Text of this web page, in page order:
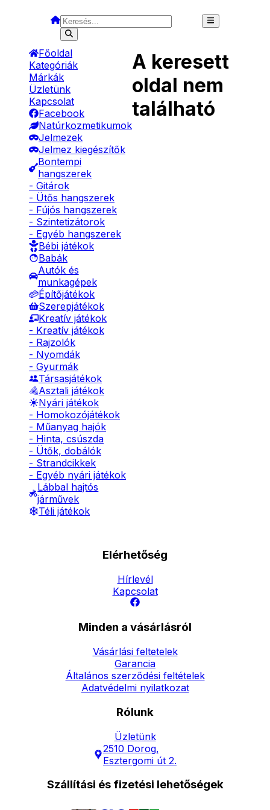
Főoldal
Kategóriák
Márkák
Üzletünk
Kapcsolat
Facebook
Natúrkozmetikumok
Jelmezek
Jelmez kiegészítők
Bontempi
hangszerek
- Gitárok
- Ütős hangszerek
- Fújós hangszerek
- Szintetizátorok
- Egyéb hangszerek
Bébi játékok
Babák
Autók és
munkagépek
Építőjátékok
Szerepjátékok
Kreatív játékok
- Kreatív játékok
- Rajzolók
- Nyomdák
- Gyurmák
Társasjátékok
Asztali játékok
Nyári játékok
- Homokozójátékok
- Műanyag hajók
- Hinta, csúszda
- Ütők, dobálók
- Strandcikkek
- Egyéb nyári játékok
Lábbal hajtós
járművek
Téli játékok
A keresett
oldal nem
található
Elérhetőség
Hírlevél
Kapcsolat
Minden a vásárlásról
Vásárlási feltetelek
Garancia
Általános szerződési feltételek
Adatvédelmi nyilatkozat
Rólunk
Üzletünk
2510 Dorog,
Esztergomi út 2.
Szállítási és fizetési lehetőségek